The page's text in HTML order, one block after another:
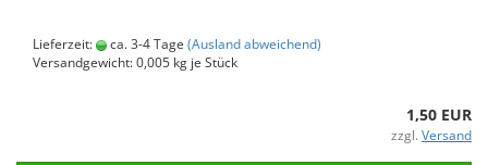
Lieferzeit: ca. 3-4 Tage (Ausland abweichend)
Versandgewicht:0,005 kg je Stück
1,50 EUR
zzgl. Versand